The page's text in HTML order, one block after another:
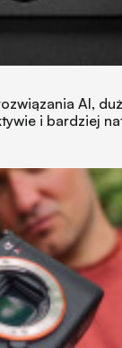
AI,
i bardziej